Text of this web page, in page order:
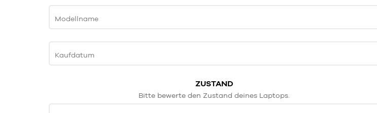
Modellname
Kaufdatum
ZUSTAND
Bitte bewerte den Zustand deines Laptops.